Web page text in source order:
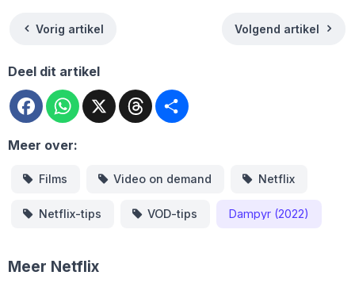
Vorig artikel Volgend artikel
Deel dit artikel
FacebookWhatsApp
X Threads
Meer over:
Films Video on demand Netflix
Netflix-tips VOD-tips Dampyr (2022)
Meer Netflix